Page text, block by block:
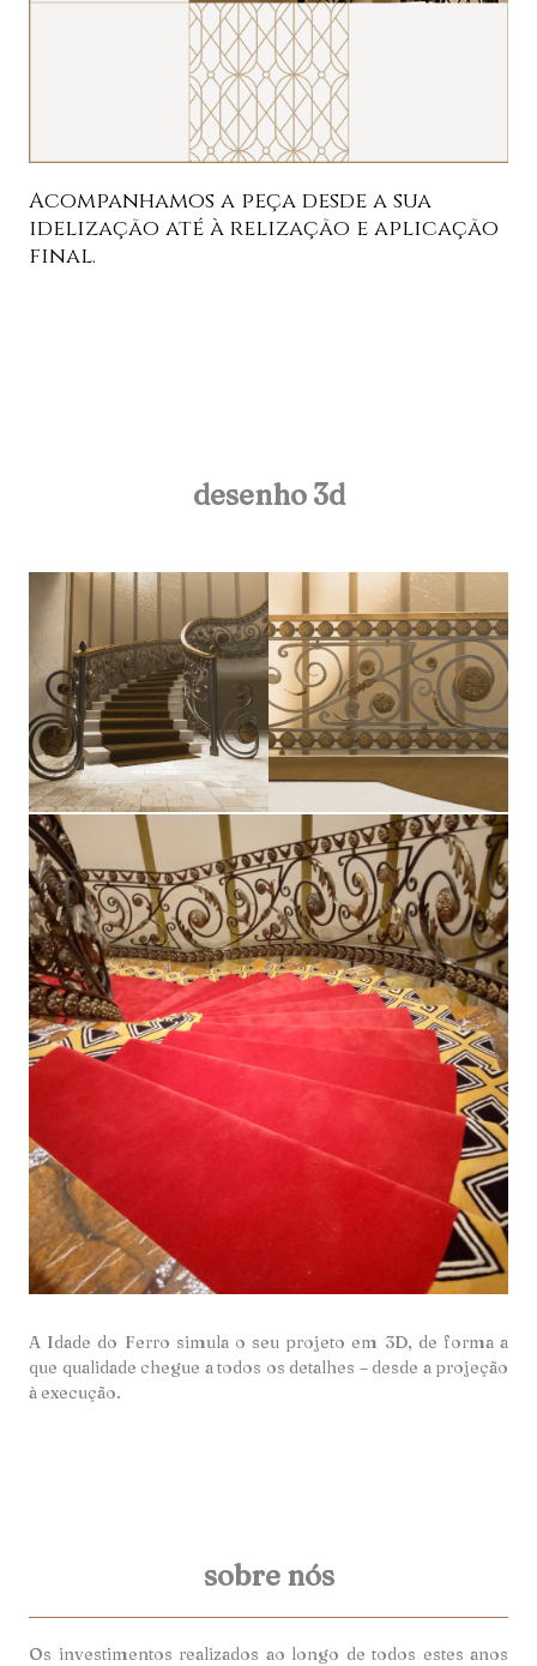
Acompanhamos a peça desde a sua
idelização até à relização e aplicação
final.
A Idade do Ferro simula o seu projeto em 3D, de forma a
que qualidade chegue a todos os detalhes – desde a projeção
à execução.
desenho 3d
sobre nós
Os investimentos realizados ao longo de todos estes anos